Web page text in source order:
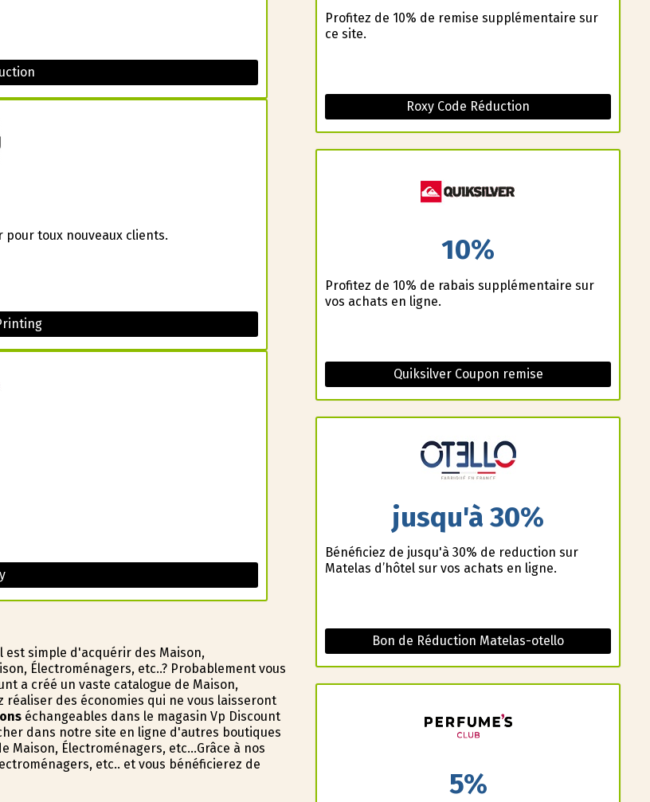
pour toux nouveaux clients.
simple d'acquérir des Maison,
Électroménagers, etc..? Probablement vous
a créé un vaste catalogue de Maison,
réaliser des économies qui ne vous laisseront
échangeables dans le magasin Vp Discount
dans notre site en ligne d'autres boutiques
Électroménagers, etc...Grâce à nos
etc.. et vous bénéficierez de
Profitez de 10% de remise supplémentaire sur
ce site.
Roxy Code Réduction
10%
Profitez de 10% de rabais supplémentaire sur
vos achats en ligne.
Quiksilver Coupon remise
jusqu'à 30%
Bénéficiez de jusqu'à 30% de reduction sur
Matelas d’hôtel sur vos achats en ligne.
Bon de Réduction Matelas-otello
5%